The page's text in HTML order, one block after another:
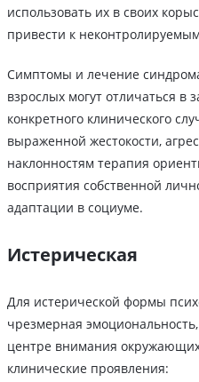
использовать их в своих
привести к
Симптомы и лечение
взрослых могут отличаться в
конкретного клинического
выраженной жестокости,
наклонностям терапия
восприятия собственной
адаптации в социуме.
Истерическая
Для истерической формы
чрезмерная
центре внимания
клинические проявления: